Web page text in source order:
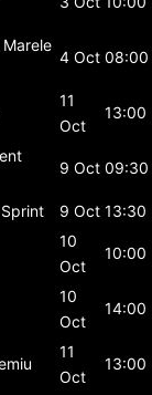
Marele
4 Oct 08:00
11
Oct
13:00
9 Oct 09:30
9 Oct 13:30
10
Oct
10:00
10
Oct
14:00
11
Oct
13:00